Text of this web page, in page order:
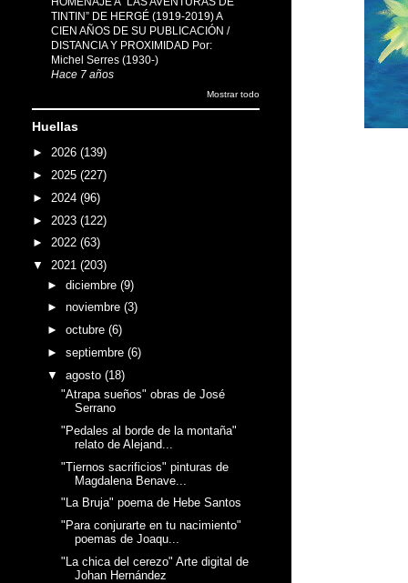
TINTIN” DE HERGÉ (1919-2019) A
CIEN AÑOS DE SU PUBLICACIÓN /
DISTANCIA Y PROXIMIDAD Por:
Michel Serres (1930-)
Hace 7 años
Mostrar todo
Huellas
► 2026 (139)
► 2025 (227)
► 2024 (96)
► 2023 (122)
► 2022 (63)
▼ 2021 (203)
► diciembre (9)
► noviembre (3)
► octubre (6)
► septiembre (6)
▼ agosto (18)
"Atrapa sueños" obras de José
Serrano
"Pedales al borde de la montaña"
relato de Alejand...
"Tiernos sacrificios" pinturas de
Magdalena Benave...
"La Bruja" poema de Hebe Santos
"Para conjurarte en tu nacimiento"
poemas de Joaqu...
"La chica del cerezo" Arte digital de
Johan Hernández